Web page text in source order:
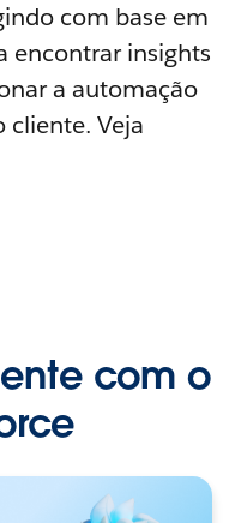
com base em
encontrar insights
a automação
cliente. Veja
com o